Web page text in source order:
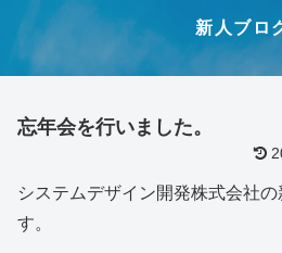
新人ブロ
忘年会を行いました。
システムデザイン開発株式会社
す。